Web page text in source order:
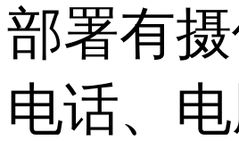
部署有
电话、